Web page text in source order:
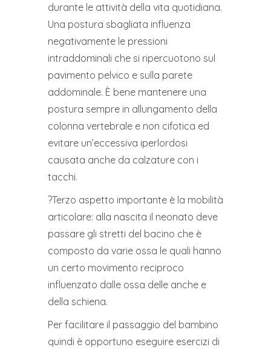
durante le attività della vita quotidiana.
Una postura sbagliata influenza
negativamente le pressioni
intraddominali che si ripercuotono sul
pavimento pelvico e sulla parete
addominale. È bene mantenere una
postura sempre in allungamento della
colonna vertebrale e non cifotica ed
evitare un’eccessiva iperlordosi
causata anche da calzature con i
tacchi.
?Terzo aspetto importante è la mobilità
articolare: alla nascita il neonato deve
passare gli stretti del bacino che è
composto da varie ossa le quali hanno
un certo movimento reciproco
influenzato dalle ossa delle anche e
della schiena.
Per facilitare il passaggio del bambino
quindi è opportuno eseguire esercizi di